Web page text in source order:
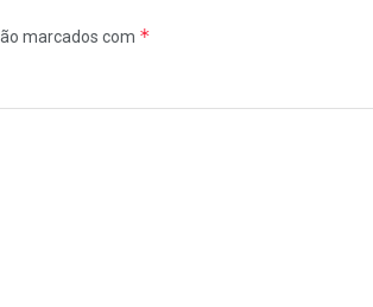
marcados com *